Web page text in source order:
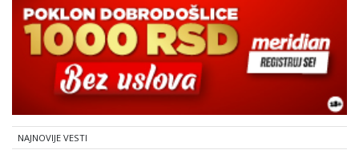
NAJNOVIJE VESTI